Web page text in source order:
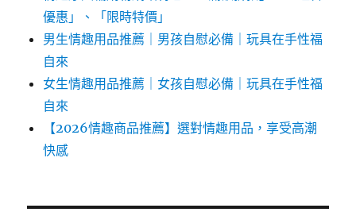
優惠」、「限時特價」
男生情趣用品推薦｜男孩自慰必備｜玩具在手性福
自來
女生情趣用品推薦｜女孩自慰必備｜玩具在手性福
自來
【2026情趣商品推薦】選對情趣用品，享受高潮
快感